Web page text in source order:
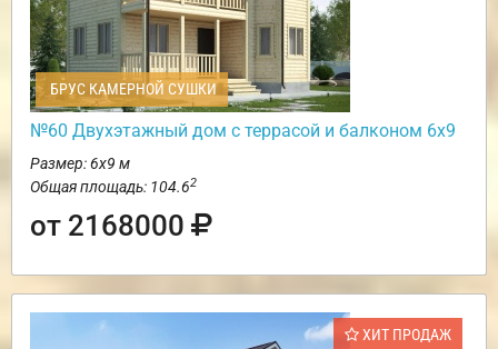
БРУС КАМЕРНОЙ СУШКИ
№60 Двухэтажный дом с террасой и балконом 6х9
Размер: 6х9 м
Общая площадь: 104.62
от 2168000
ХИТ ПРОДАЖ